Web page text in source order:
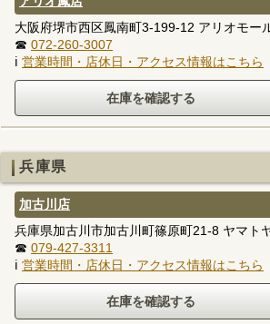
大阪府堺市西区鳳南町3-199-12 アリオモー
☎ 072-260-3007
ℹ 営業時間・店休日・アクセス情報はこちら
兵庫県
加古川店
兵庫県加古川市加古川町篠原町21-8 ヤマト
☎ 079-427-3311
ℹ 営業時間・店休日・アクセス情報はこちら